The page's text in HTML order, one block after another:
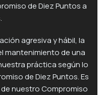
de Diez Puntos a
agresiva y hábil, la
mantenimiento de una
práctica según lo
de Diez Puntos. Es
nuestro Compromiso